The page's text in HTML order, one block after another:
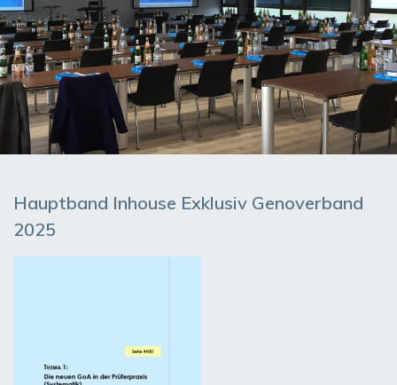
Hauptband Inhouse Exklusiv Genoverband
2025